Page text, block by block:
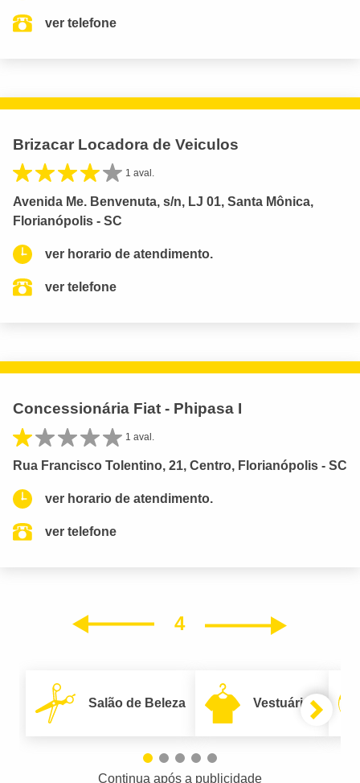
ver telefone
Brizacar Locadora de Veiculos
1 aval.
Avenida Me. Benvenuta, s/n, LJ 01, Santa Mônica,
Florianópolis - SC
ver horario de atendimento.
ver telefone
Concessionária Fiat - Phipasa I
1 aval.
Rua Francisco Tolentino, 21, Centro, Florianópolis - SC
ver horario de atendimento.
ver telefone
4
Salão de Beleza Vestuário
Continua após a publicidade